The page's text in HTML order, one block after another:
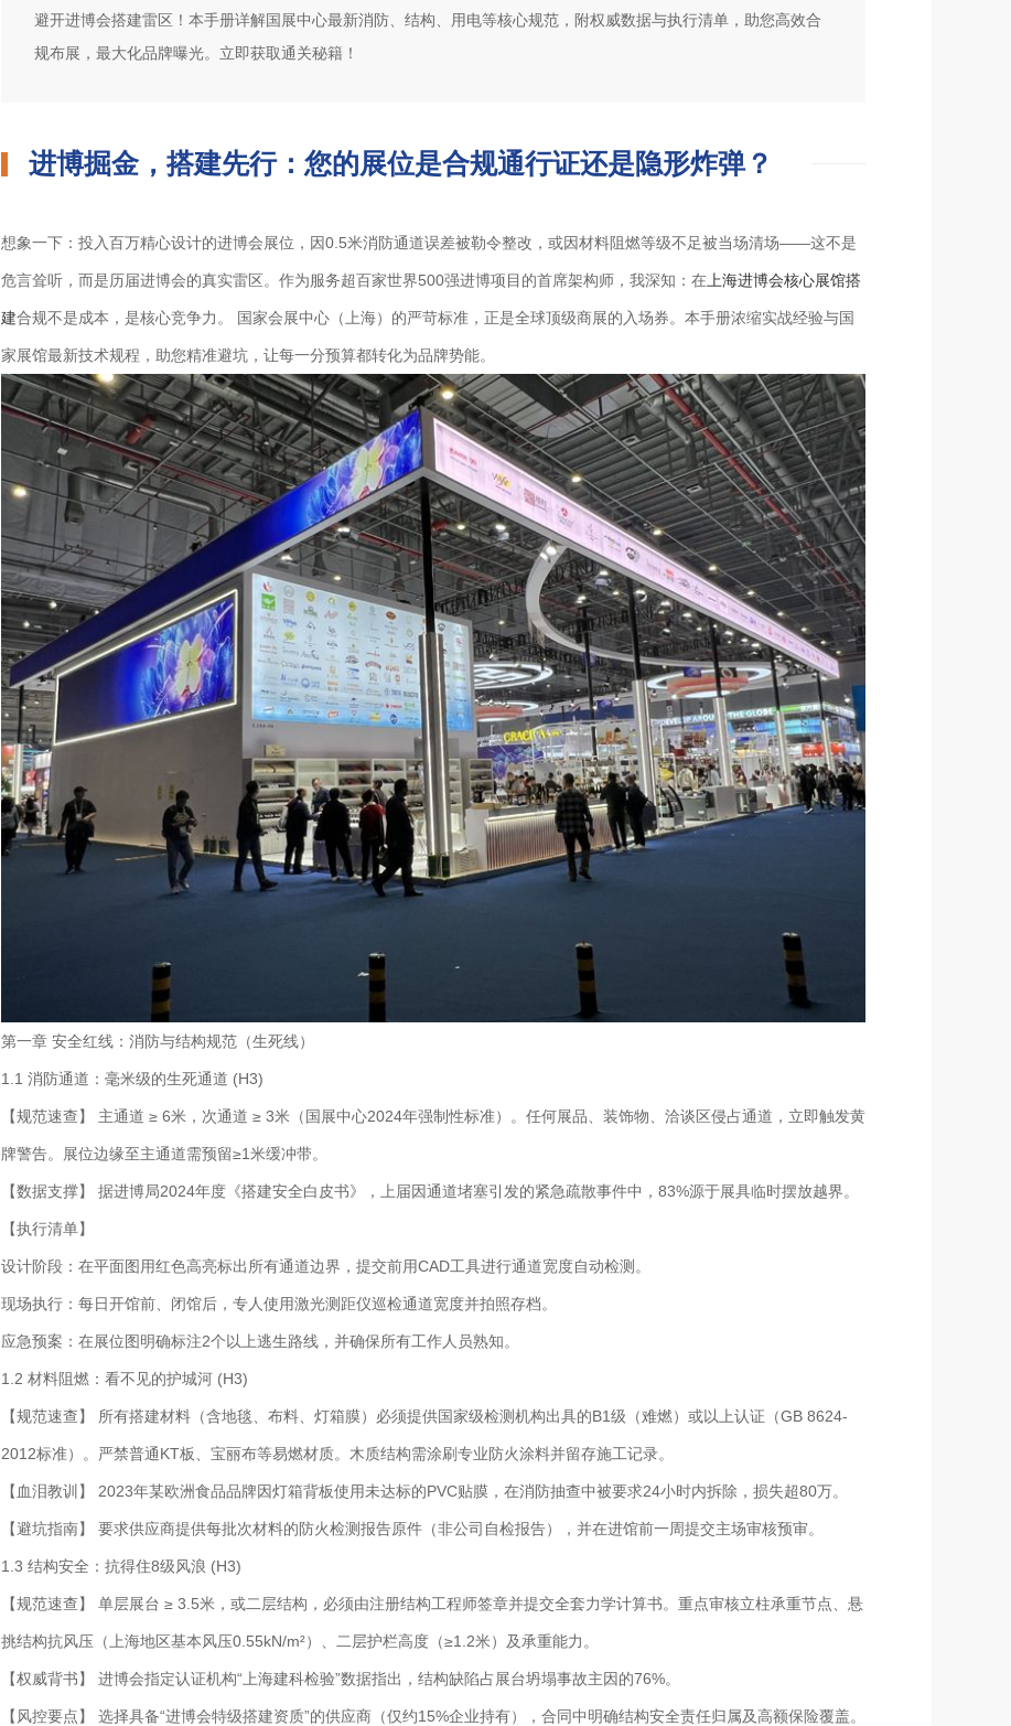
避开进博会搭建雷区！本手册详解国展中心最新消防、结构、用电等核心规范，附权威数据与执行清单，助您高效合
规布展，最大化品牌曝光。立即获取通关秘籍！
进博掘金，搭建先行：您的展位是合规通行证还是隐形炸弹？
想象一下：投入百万精心设计的进博会展位，因0.5米消防通道误差被勒令整改，或因材料阻燃等级不足被当场清场——这不是
危言耸听，而是历届进博会的真实雷区。作为服务超百家世界500强进博项目的首席架构师，我深知：在 上海进博会核心展馆搭
建合规不是成本，是核心竞争力。 国家会展中心（上海）的严苛标准，正是全球顶级商展的入场券。本手册浓缩实战经验与国
家展馆最新技术规程，助您精准避坑，让每一分预算都转化为品牌势能。
第一章 安全红线：消防与结构规范（生死线）
1.1 消防通道：毫米级的生死通道 (H3)
【规范速查】 主通道 ≥ 6米，次通道 ≥ 3米（国展中心2024年强制性标准）。任何展品、装饰物、洽谈区侵占通道，立即触发黄
牌警告。展位边缘至主通道需预留≥1米缓冲带。
【数据支撑】 据进博局2024年度《搭建安全白皮书》，上届因通道堵塞引发的紧急疏散事件中，83%源于展具临时摆放越界。
【执行清单】
设计阶段：在平面图用红色高亮标出所有通道边界，提交前用CAD工具进行通道宽度自动检测。
现场执行：每日开馆前、闭馆后，专人使用激光测距仪巡检通道宽度并拍照存档。
应急预案：在展位图明确标注2个以上逃生路线，并确保所有工作人员熟知。
1.2 材料阻燃：看不见的护城河 (H3)
【规范速查】 所有搭建材料（含地毯、布料、灯箱膜）必须提供国家级检测机构出具的B1级（难燃）或以上认证（GB 8624-
2012标准）。严禁普通KT板、宝丽布等易燃材质。木质结构需涂刷专业防火涂料并留存施工记录。
【血泪教训】 2023年某欧洲食品品牌因灯箱背板使用未达标的PVC贴膜，在消防抽查中被要求24小时内拆除，损失超80万。
【避坑指南】 要求供应商提供每批次材料的防火检测报告原件（非公司自检报告），并在进馆前一周提交主场审核预审。
1.3 结构安全：抗得住8级风浪 (H3)
【规范速查】 单层展台 ≥ 3.5米，或二层结构，必须由注册结构工程师签章并提交全套力学计算书。重点审核立柱承重节点、悬
挑结构抗风压（上海地区基本风压0.55kN/m²）、二层护栏高度（≥1.2米）及承重能力。
【权威背书】 进博会指定认证机构“上海建科检验”数据指出，结构缺陷占展台坍塌事故主因的76%。
【风控要点】 选择具备“进博会特级搭建资质”的供应商（仅约15%企业持有），合同中明确结构安全责任归属及高额保险覆盖。